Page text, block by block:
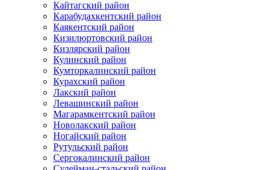
Кайтагский район
Карабудахкентский район
Каякентский район
Кизилюртовский район
Кизлярский район
Кулинский район
Кумторкалинский район
Курахский район
Лакский район
Левашинский район
Магарамкентский район
Новолакский район
Ногайский район
Рутульский район
Сергокалинский район